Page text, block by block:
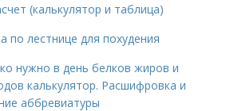
(калькулятор и таблица)
по лестнице для похудения
нужно в день белков жиров и
калькулятор. Расшифровка и
аббревиатуры